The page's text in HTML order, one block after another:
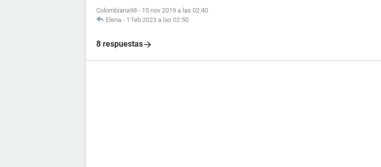
Colombiana98 - 15 nov 2019 a las 02:40
Elena - 1 feb 2023 a las 02:50
8 respuestas